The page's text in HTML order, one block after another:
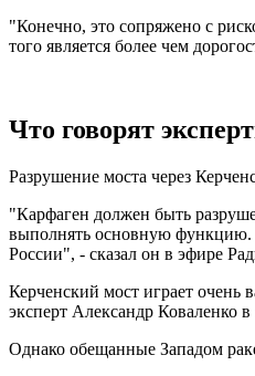
"Конечно, это сопряжено с
того является более чем
Что говорят
Разрушение моста через
"Карфаген должен быть
выполнять основную функцию.
России", - сказал он в эфире
Керченский мост играет очень
эксперт Александр Коваленко
Однако обещанные Западом